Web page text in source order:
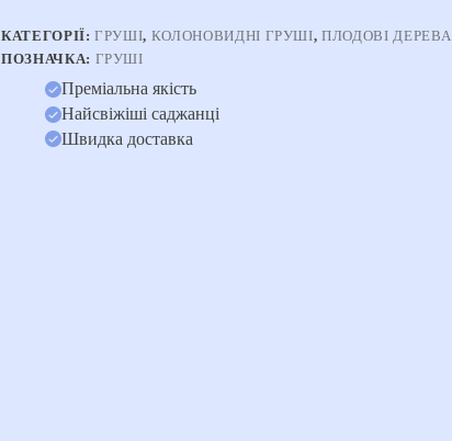
КАТЕГОРІЇ:ГРУШІ, КОЛОНОВИДНІ ГРУШІ,ПЛОДОВІ ДЕРЕВА
ПОЗНАЧКА: ГРУШІ
Преміальна якість
Найсвіжіші саджанці
Швидка доставка